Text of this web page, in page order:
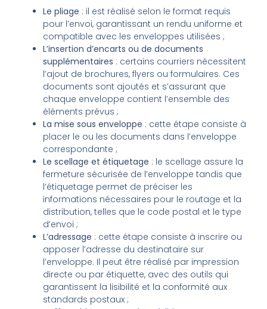
Le pliage : il est réalisé selon le format requis
pour l’envoi, garantissant un rendu uniforme et
compatible avec les enveloppes utilisées ;
L’insertion d’encarts ou de documents
supplémentaires : certains courriers nécessitent
l’ajout de brochures, flyers ou formulaires. Ces
documents sont ajoutés et s’assurant que
chaque enveloppe contient l’ensemble des
éléments prévus ;
La mise sous enveloppe : cette étape consiste à
placer le ou les documents dans l’enveloppe
correspondante ;
Le scellage et étiquetage : le scellage assure la
fermeture sécurisée de l’enveloppe tandis que
l’étiquetage permet de préciser les
informations nécessaires pour le routage et la
distribution, telles que le code postal et le type
d’envoi ;
L’adressage : cette étape consiste à inscrire ou
apposer l’adresse du destinataire sur
l’enveloppe. Il peut être réalisé par impression
directe ou par étiquette, avec des outils qui
garantissent la lisibilité et la conformité aux
standards postaux ;